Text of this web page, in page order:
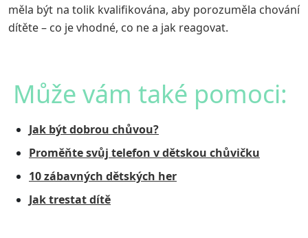
měla být na tolik kvalifikována, aby porozuměla chování
dítěte – co je vhodné, co ne a jak reagovat.
Může vám také pomoci:
Jak býtdobrou chůvou?
Proměňte svůj telefon v dětskou chůvičku
10zábavných dětských her
Jak trestat dítě